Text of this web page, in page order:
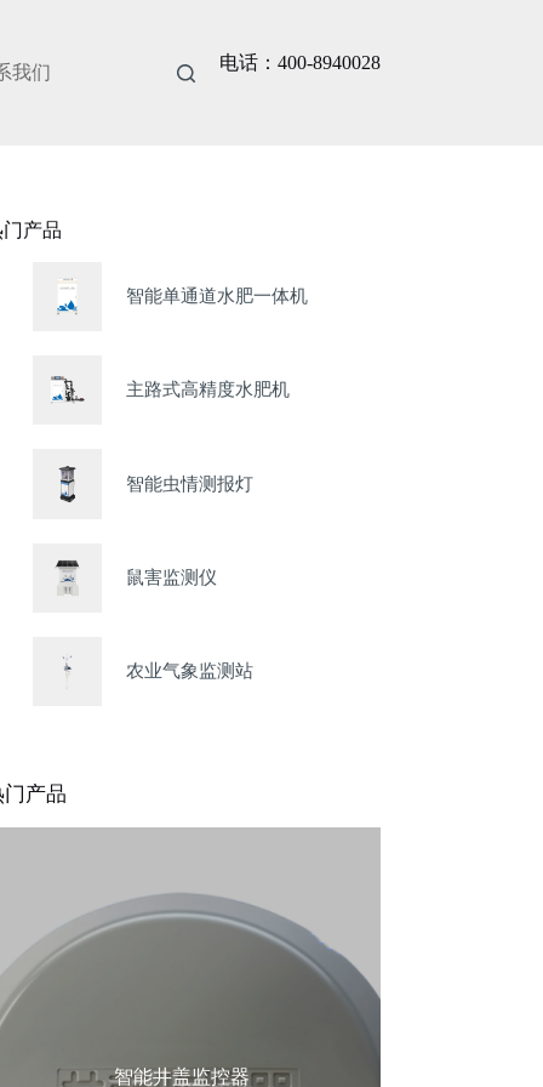
我们 电话：400-8940028
产品
智能单通道水肥一体机
主路式高精度水肥机
智能虫情测报灯
鼠害监测仪
农业气象监测站
门产品
智能井盖监控器